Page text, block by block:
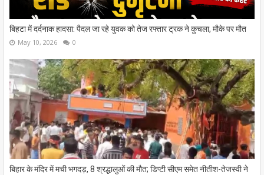
बिहटा में दर्दनाक हादसा: पैदल जा रहे युवक को तेज रफ्तार ट्रक ने कुचला, मौके पर मौत
May 10, 2026 0
बिहार के मंदिर में मची भगदड़, 8 श्रद्धालुओं की मौत; डिप्टी सीएम समेत नीतीश-तेजस्वी ने